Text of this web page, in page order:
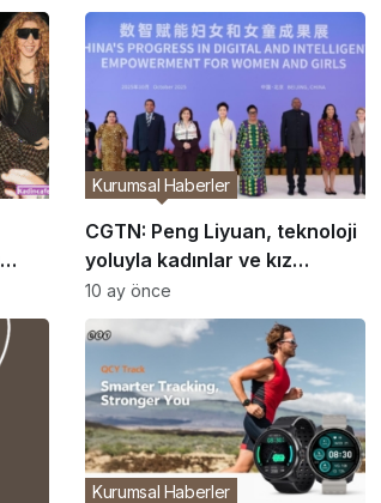
CGTN: Peng Liyuan, teknoloji
yoluyla kadınlar ve kız
çocukları için daha fazla
fırsat yaratılması yönünde
çağrıda bulundu
Kurumsal Haberler
10 ay önce
Kurumsal Haberler